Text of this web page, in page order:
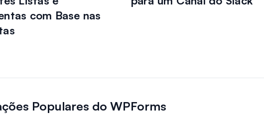
com Base nas
Populares do WPForms